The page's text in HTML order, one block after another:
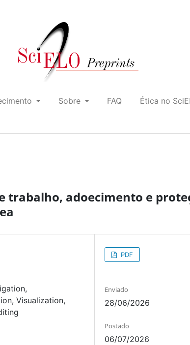
Sobre FAQ Ética no
trabalho, adoecimento e
Visualization
PDF
Enviado
28/06/2026
Postado
06/07/2026